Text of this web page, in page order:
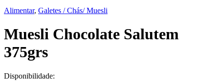
Alimentar, Galetes / Chás/ Muesli
Muesli Chocolate Salutem
375grs
Disponibilidade: